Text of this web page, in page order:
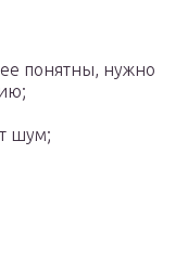
понятны, нужно
шум;